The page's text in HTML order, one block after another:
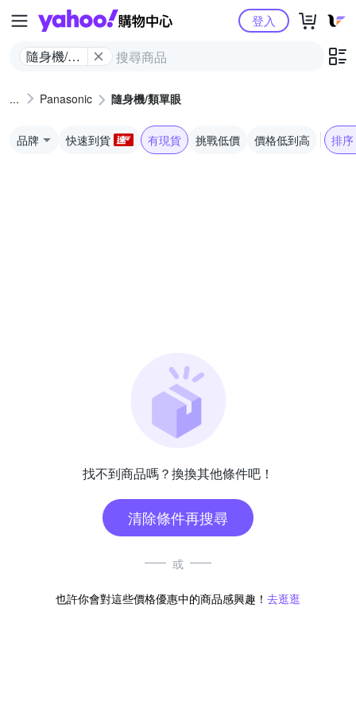
Yahoo購物中心
隨身機/類
登入
Panasonic 隨身機/類單眼
品牌 快速到貨 有現貨 挑戰低價 價格低到高 排序
找不到商品嗎？換換其他條件吧！
清除條件再搜尋
或
也許你會對這些價格優惠中的商品感興趣！ 去逛逛